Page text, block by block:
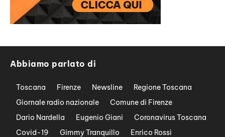
Abbiamo parlato di
Toscana Firenze Newsline
Regione Toscana
Giornale radio nazionale
Comune di Firenze
Dario Nardella
Eugenio Giani
Coronavirus Toscana
Covid-19
Gimmy Tranquillo
Enrico Rossi